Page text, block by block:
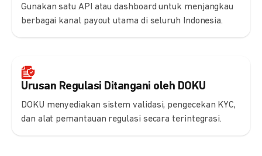
Gunakan satu API atau dashboard untuk menjangkau
berbagai kanal payout utama di seluruh Indonesia.
Urusan Regulasi Ditangani oleh DOKU
DOKU menyediakan sistem validasi, pengecekan KYC,
dan alat pemantauan regulasi secara terintegrasi.